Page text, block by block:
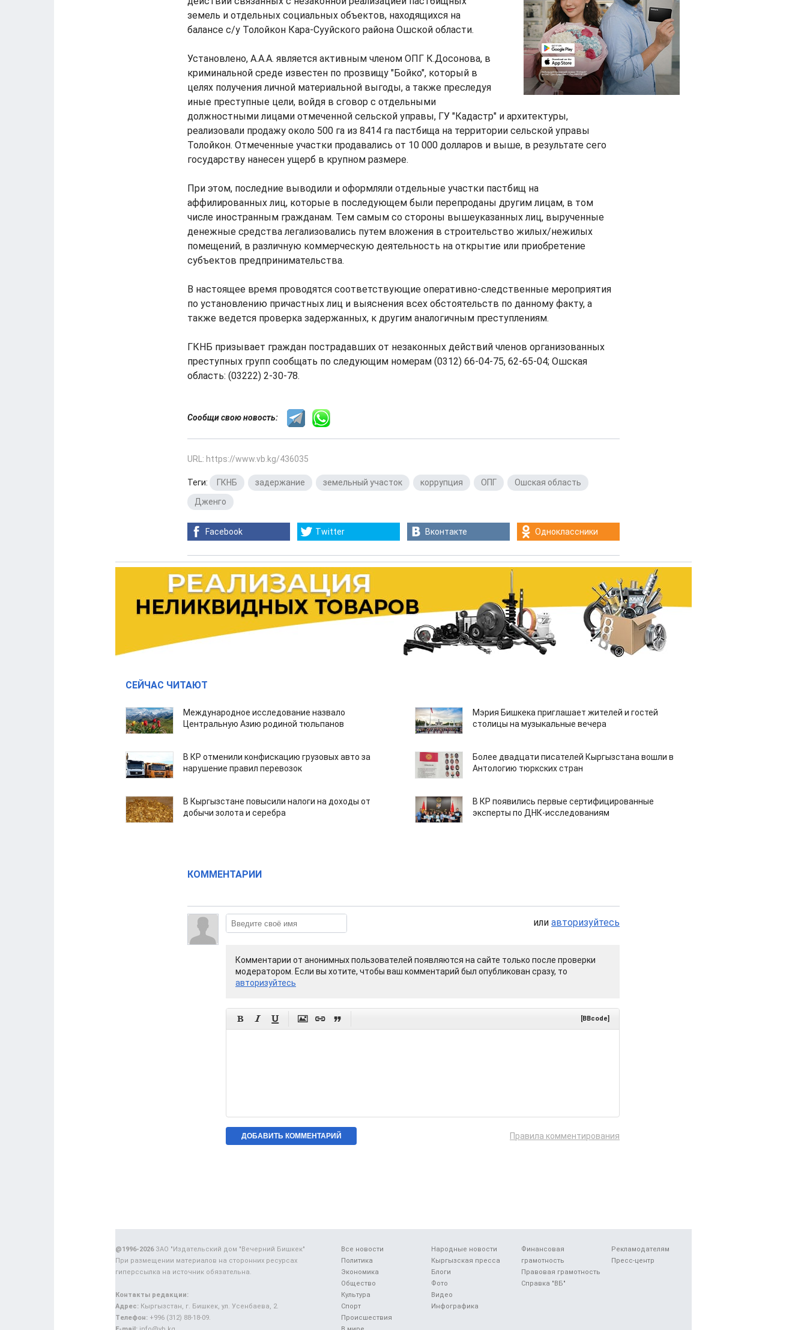
земель и отдельных социальных объектов, находящихся на
балансе с/у Толойкон Кара-Сууйского района Ошской области.
Установлено, А.А.А. является активным членом ОПГ К.Досонова, в
криминальной среде известен по прозвищу "Бойко", который в
целях получения личной материальной выгоды, а также преследуя
иные преступные цели, войдя в сговор с отдельными
должностными лицами отмеченной сельской управы, ГУ "Кадастр" и архитектуры,
реализовали продажу около 500 га из 8414 га пастбища на территории сельской управы
Толойкон. Отмеченные участки продавались от 10 000 долларов и выше, в результате сего
государству нанесен ущерб в крупном размере.
При этом, последние выводили и оформляли отдельные участки пастбищ на
аффилированных лиц, которые в последующем были перепроданы другим лицам, в том
числе иностранным гражданам. Тем самым со стороны вышеуказанных лиц, вырученные
денежные средства легализовались путем вложения в строительство жилых/нежилых
помещений, в различную коммерческую деятельность на открытие или приобретение
субъектов предпринимательства.
В настоящее время проводятся соответствующие оперативно-следственные мероприятия
по установлению причастных лиц и выяснения всех обстоятельств по данному факту, а
также ведется проверка задержанных, к другим аналогичным преступлениям.
ГКНБ призывает граждан пострадавших от незаконных действий членов организованных
преступных групп сообщать по следующим номерам (0312) 66-04-75, 62-65-04; Ошская
область: (03222) 2-30-78.
Сообщи свою новость:
URL: https://www.vb.kg/436035
Теги: ГКНБ задержание земельный участок коррупция ОПГ Ошская область
Дженго
Facebook Twitter Вконтакте Одноклассники
СЕЙЧАС ЧИТАЮТ
Международное исследование назвало
Центральную Азию родиной тюльпанов
Мэрия Бишкека приглашает жителей и гостей
столицы на музыкальные вечера
В КР отменили конфискацию грузовых авто за
нарушение правил перевозок
Более двадцати писателей Кыргызстана вошли в
Антологию тюркских стран
В Кыргызстане повысили налоги на доходы от
добычи золота и серебра
В КР появились первые сертифицированные
эксперты по ДНК-исследованиям
КОММЕНТАРИИ
или авторизуйтесь
Комментарии от анонимных пользователей появляются на сайте только после проверки
модератором. Если вы хотите, чтобы ваш комментарий был опубликован сразу, то
авторизуйтесь
      [BBcode]
Правила комментирования
Все новости
Политика
Экономика
Общество
Культура
Спорт
Происшествия
Народные новости
Кыргызская пресса
Блоги
Фото
Видео
Инфографика
Финансовая
грамотность
Правовая грамотность
Справка "ВБ"
Рекламодателям
Пресс-центр
@1996-2026ЗАО "Издательский дом "Вечерний Бишкек"
При размещении материалов на сторонних ресурсах
гиперссылка на источник обязательна.
Контакты редакции:
Адрес: Кыргызстан, г. Бишкек, ул. Усенбаева, 2.
Телефон: +996 (312) 88-18-09.